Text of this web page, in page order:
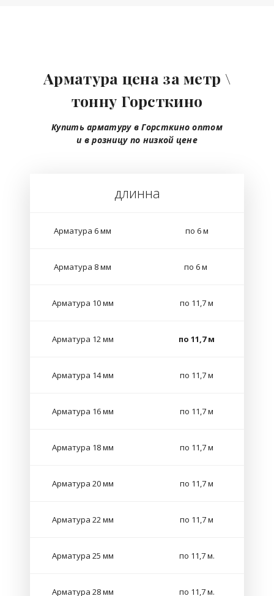
Арматура цена за метр \
тонну Горсткино
Купить арматуру в Горсткинооптом
и в розницу по низкой цене
длинна
Арматура 6 мм по 6 м
Арматура 8 мм по 6 м
Арматура 10 мм по 11,7 м
Арматура 12 мм по 11,7 м
Арматура 14 мм по 11,7 м
Арматура 16 мм по 11,7 м
Арматура 18 мм по 11,7 м
Арматура 20 мм по 11,7 м
Арматура 22 мм по 11,7 м
Арматура 25 мм по 11,7 м.
Арматура 28 мм по 11,7 м.